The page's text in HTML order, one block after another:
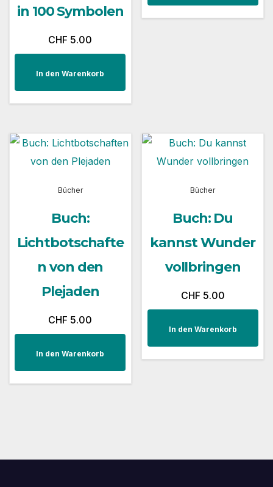
in 100 Symbolen
CHF 5.00
In den Warenkorb
Bücher
Buch:
Lichtbotschafte
n von den
Plejaden
CHF 5.00
In den Warenkorb
Bücher
Buch: Du
kannst Wunder
vollbringen
CHF 5.00
In den Warenkorb